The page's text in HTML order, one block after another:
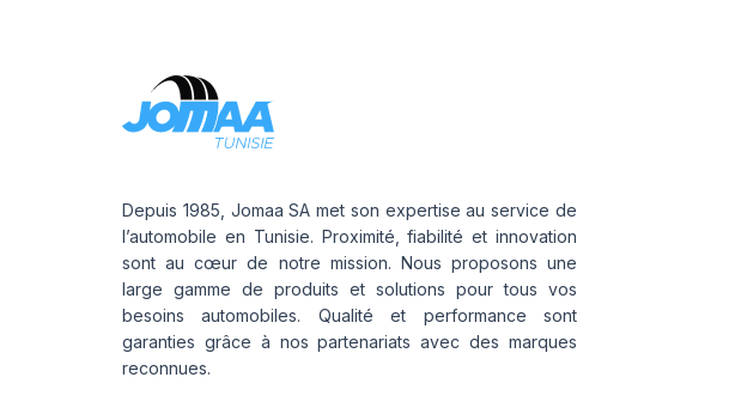
115
115/113
117/114
121/120
122/118
131
143/141
158/150
174
LB01
LB01N**
LL25
LL45
LL 102
LL102
LLA08
LLF26
LLR666
Depuis 1985, Jomaa SA met son expertise au service de
l’automobile en Tunisie. Proximité, fiabilité et innovation
sont au cœur de notre mission. Nous proposons une
large gamme de produits et solutions pour tous vos
besoins automobiles. Qualité et performance sont
garanties grâce à nos partenariats avec des marques
reconnues.